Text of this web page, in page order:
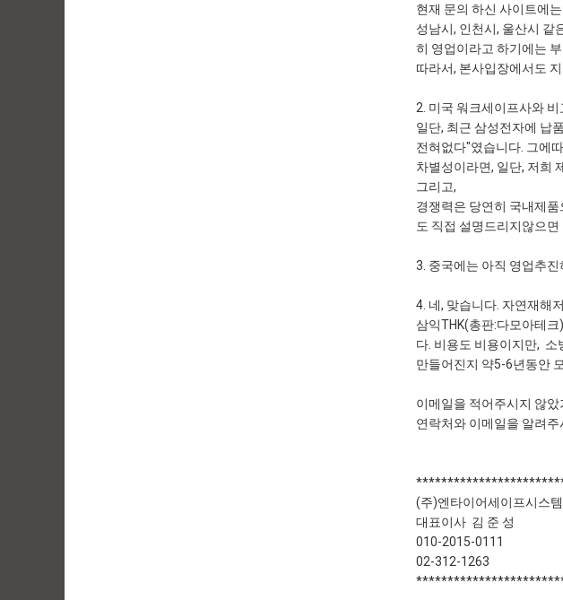
현재 문의 하신 사이트에
성남시, 인천시, 울산시 같
히 영업이라고 하기에는
따라서, 본사입장에서도
2. 미국 워크세이프사와 비
일단, 최근 삼성전자에 납
전혀없다"였습니다. 그에
차별성이라면, 일단, 저희
그리고,
경쟁력은 당연히 국내제
도 직접 설명드리지않으면
3. 중국에는 아직 영업추진
4. 네, 맞습니다. 자연재해
삼익THK(총판:다모아테
다. 비용도 비용이지만,
만들어진지 약5-6년동안
이메일을 적어주시지 않
연락처와 이메일을 알려
(주)엔타이어세이프시스템
대표이사 김 준 성
010-2015-0111
02-312-1263